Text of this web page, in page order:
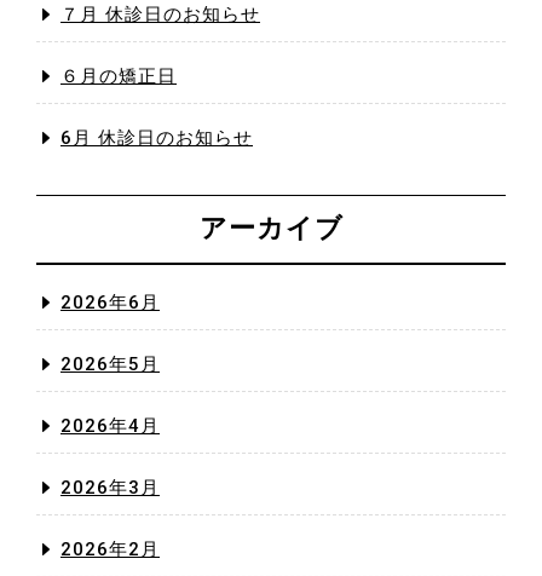
７月 休診日のお知らせ
６月の矯正日
6月 休診日のお知らせ
アーカイブ
2026年6月
2026年5月
2026年4月
2026年3月
2026年2月